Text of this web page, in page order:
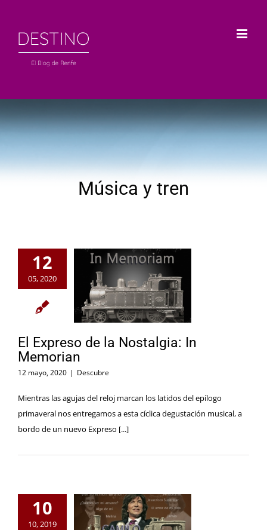
contenido
Música y tren
12
05, 2020
El Expreso de la Nostalgia: In
Memorian
12 mayo, 2020 | Descubre
Mientras las agujas del reloj marcan los latidos del epílogo
primaveral nos entregamos a esta cíclica degustación musical, a
bordo de un nuevo Expreso [...]
10
10, 2019